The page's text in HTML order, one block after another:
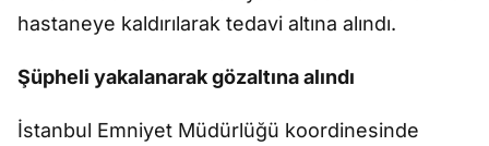
hastaneye kaldırılarak tedavi altına alındı.
Şüpheli yakalanarak gözaltına alındı
İstanbul Emniyet Müdürlüğü koordinesinde